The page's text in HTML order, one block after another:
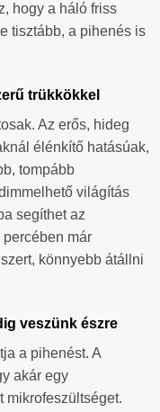
hogy a háló friss
tisztább, a pihenés is
trükkökkel
Az erős, hideg
élénkítő hatásúak,
tompább
világítás
segíthet az
már
könnyebb átállni
veszünk észre
a pihenést. A
akár egy
mikrofeszültséget.